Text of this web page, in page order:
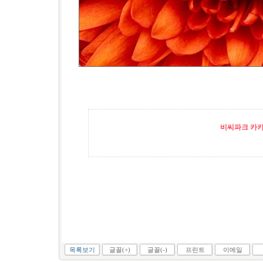
비씨파크 카
목록보기 글꼴(+) 글꼴(-) 프린트 이메일